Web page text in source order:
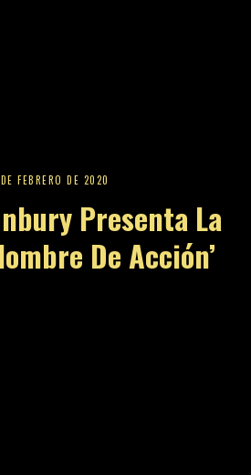
FEBRERO DE 2020
Presenta La
De Acción’